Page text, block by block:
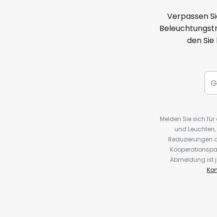
Verpassen
den
Melden Sie sich
und
Reduzierungen
Abmeldung ist